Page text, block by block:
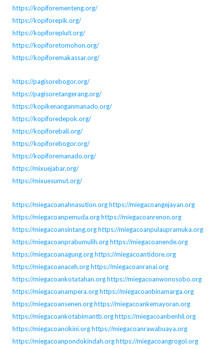
https://kopiforementeng.org/
https://kopiforepik.org/
https://kopiforepluit.org/
https://kopiforetomohon.org/
https://kopiforemakassar.org/
https://pagisorebogor.org/
https://pagisoretangerang.org/
https://kopikenanganmanado.org/
https://kopiforedepok.org/
https://kopiforebali.org/
https://kopiforebogor.org/
https://kopiforemanado.org/
https://mixuejabar.org/
https://mixuesumut.org/
https://miegacoanahnasution.orghttps://miegacoangejayan.org
https://miegacoanpemuda.orghttps://miegacoanrenon.org
https://miegacoansintang.orghttps://miegacoanpulaupramuka.org
https://miegacoanprabumulih.orghttps://miegacoanende.org
https://miegacoanagung.orghttps://miegacoantidore.org
https://miegacoanaceh.orghttps://miegacoanranai.org
https://miegacoankotatahan.orghttps://miegacoanwonosobo.org
https://miegacoanampera.orghttps://miegacoanbinamarga.org
https://miegacoansenen.orghttps://miegacoankemayoran.org
https://miegacoankotabimantb.orghttps://miegacoanbenhil.org
https://miegacoancikini.orghttps://miegacoanrawabuaya.org
https://miegacoanpondokindah.orghttps://miegacoangrogol.org